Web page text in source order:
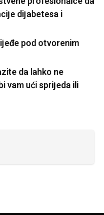
dijabetesa i
pod otvorenim
da lahko ne
vam ući sprijeda ili